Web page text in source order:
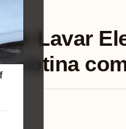
Lavar
rotina